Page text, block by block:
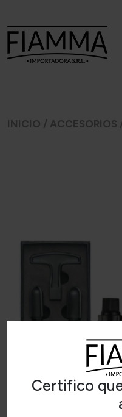
Certifico
INICIO / ACCESORIOS